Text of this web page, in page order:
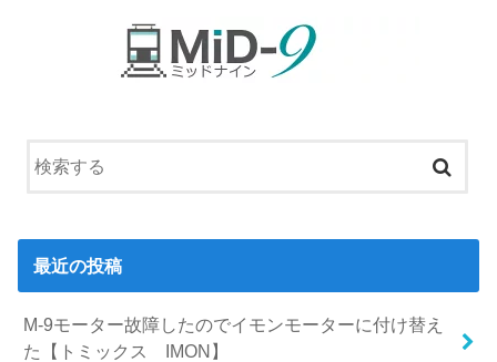
最近の投稿
M-9モーター故障したのでイモンモーターに付け替え
た【トミックス IMON】